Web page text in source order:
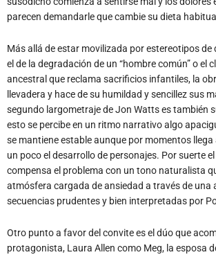
parecen demandarle que cambie su dieta
Más allá de estar movilizada por estereotipos de
el de la degradación de un “hombre común” o el
ancestral que reclama sacrificios infantiles, la
llevadera y hace de su humildad y sencillez sus
segundo largometraje de Jon Watts es también
esto se percibe en un ritmo narrativo algo
se mantiene estable aunque por momentos
un poco el desarrollo de personajes. Por suerte
compensa el problema con un tono naturalista
atmósfera cargada de ansiedad a través de una
secuencias prudentes y bien interpretadas por
Otro punto a favor del convite es el dúo que
protagonista, Laura Allen como Meg, la esposa